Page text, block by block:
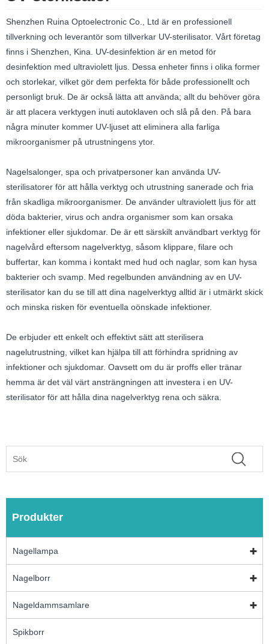
Shenzhen Ruina Optoelectronic Co., Ltd är en professionell
tillverkning och leverantör som tillverkar UV-sterilisator. Vårt företag
finns i Shenzhen, Kina. UV-desinfektion är en metod för
desinfektion med ultraviolett ljus. Dessa enheter finns i olika former
och storlekar, vilket gör dem perfekta för både professionellt och
personligt bruk. De är också lätta att använda; allt du behöver göra
är att placera verktygen inuti autoklaven och slå på den. På bara
några minuter kommer UV-ljuset att eliminera alla farliga
mikroorganismer på utrustningens ytor.
Nagelsalonger, spa och privatpersoner kan använda UV-
sterilisatorer för att hålla verktyg och utrustning sanerade och fria
från skadliga mikroorganismer. De använder ultraviolett ljus för att
döda bakterier, virus och andra organismer som kan orsaka
infektioner eller sjukdomar. De är ett särskilt användbart verktyg för
nagelvård eftersom nagelverktyg, såsom klippare, filare och
buffertar, kan komma i kontakt med hud och naglar, som kan hysa
bakterier och svamp. Med regelbunden användning av en UV-
sterilisator kan du se till att dina nagelverktyg alltid är i utmärkt skick
och minska risken för eventuella oönskade infektioner.
De erbjuder ett enkelt och effektivt sätt att sterilisera
nagelutrustning, vilket kan hjälpa till att förhindra spridning av
infektioner och sjukdomar. Oavsett om du är proffs eller tränar
hemma är det väl värt ansträngningen att investera i en UV-
sterilisator för att hålla dina nagelverktyg rena och säkra.
Produkter
Nagellampa
Nagelborr
Nageldammsamlare
Spikborr